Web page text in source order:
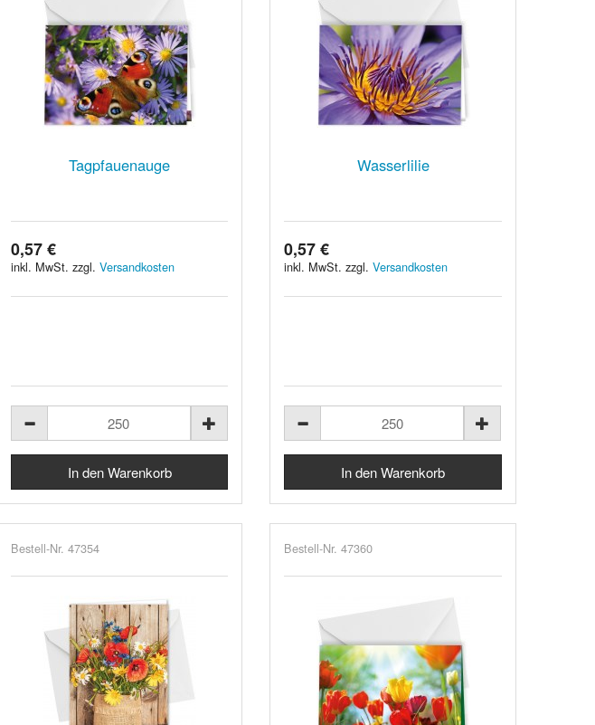
Tagpfauenauge
0,57 €
inkl. MwSt. zzgl. Versandkosten
Wasserlilie
0,57 €
inkl. MwSt. zzgl.Versandkosten
Bestell-Nr. 47354 Bestell-Nr. 47360